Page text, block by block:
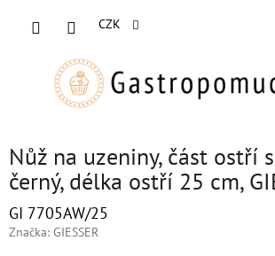
CZK
Nůž na uzeniny, část ostří
černý, délka ostří 25 cm,
GI 7705AW/25
Značka: GIESSER